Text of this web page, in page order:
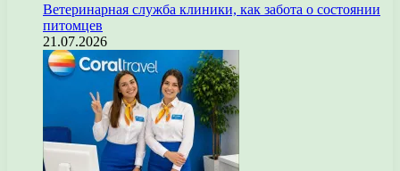
Ветеринарная служба клиники, как забота о состоянии
питомцев
21.07.2026